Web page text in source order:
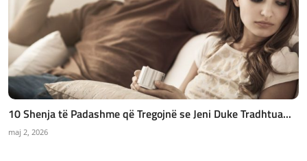
10 Shenja të Padashme që Tregojnë se Jeni Duke Tradhtua...
maj 2, 2026